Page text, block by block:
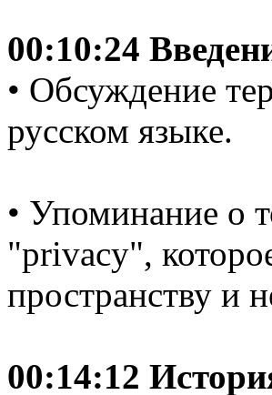
00:10:24
• Обсуждение
русском языке.
• Упоминание о
"privacy",
пространству и
00:14:12